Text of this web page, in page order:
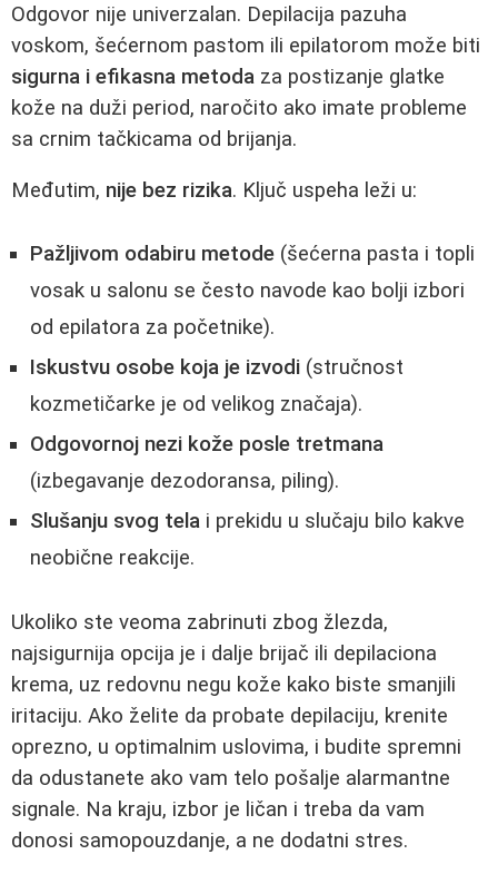
Odgovor nije univerzalan. Depilacija pazuha
voskom, šećernom pastom ili epilatorom može biti
sigurna i efikasna metoda za postizanje glatke
kože na duži period, naročito ako imate probleme
sa crnim tačkicama od brijanja.
Međutim, nije bez rizika. Ključ uspeha leži u:
Pažljivom odabiru metode (šećerna pasta i topli
vosak u salonu se često navode kao bolji izbori
od epilatora za početnike).
Iskustvu osobe koja je izvodi (stručnost
kozmetičarke je od velikog značaja).
Odgovornoj nezi kože posle tretmana
(izbegavanje dezodoransa, piling).
Slušanju svog tela i prekidu u slučaju bilo kakve
neobične reakcije.
Ukoliko ste veoma zabrinuti zbog žlezda,
najsigurnija opcija je i dalje brijač ili depilaciona
krema, uz redovnu negu kože kako biste smanjili
iritaciju. Ako želite da probate depilaciju, krenite
oprezno, u optimalnim uslovima, i budite spremni
da odustanete ako vam telo pošalje alarmantne
signale. Na kraju, izbor je ličan i treba da vam
donosi samopouzdanje, a ne dodatni stres.